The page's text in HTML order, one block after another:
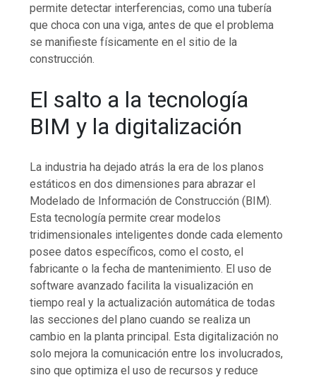
permite detectar interferencias, como una tubería
que choca con una viga, antes de que el problema
se manifieste físicamente en el sitio de la
construcción.
El salto a la tecnología
BIM y la digitalización
La industria ha dejado atrás la era de los planos
estáticos en dos dimensiones para abrazar el
Modelado de Información de Construcción (BIM).
Esta tecnología permite crear modelos
tridimensionales inteligentes donde cada elemento
posee datos específicos, como el costo, el
fabricante o la fecha de mantenimiento. El uso de
software avanzado facilita la visualización en
tiempo real y la actualización automática de todas
las secciones del plano cuando se realiza un
cambio en la planta principal. Esta digitalización no
solo mejora la comunicación entre los involucrados,
sino que optimiza el uso de recursos y reduce